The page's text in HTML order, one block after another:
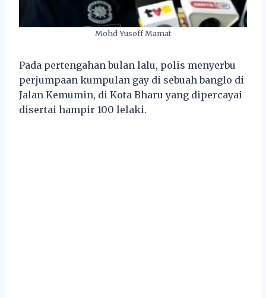
Mohd Yusoff Mamat
Pada pertengahan bulan lalu, polis menyerbu
perjumpaan kumpulan gay di sebuah banglo di
Jalan Kemumin, di Kota Bharu yang dipercayai
disertai hampir 100 lelaki.